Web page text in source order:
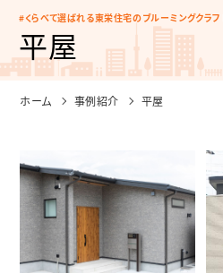
くらべて選ばれる東栄住宅のブルーミングクラフ
平屋
ホーム 事例紹介 平屋